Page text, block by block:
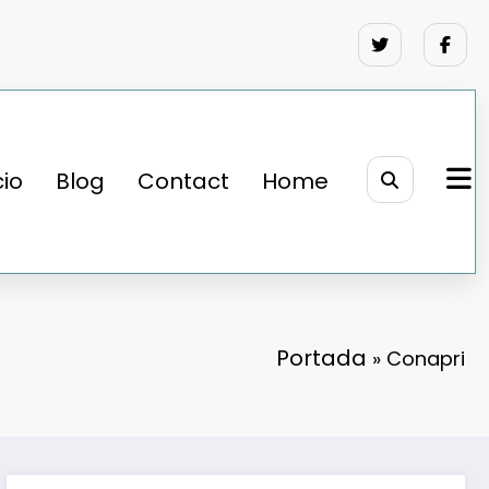
Blog Contact Home
Portada » Conapri